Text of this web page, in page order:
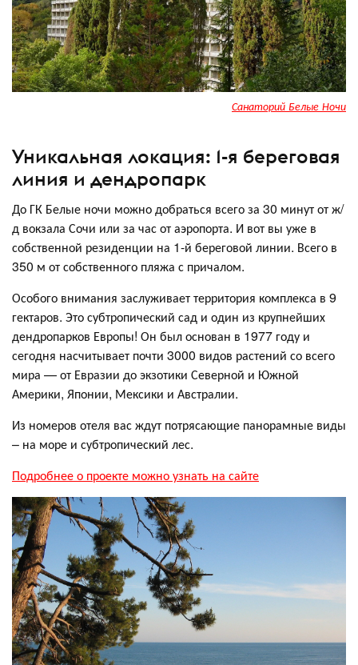
Санаторий Белые Ночи
Уникальная локация: 1-я береговая
линия и дендропарк
До ГК Белые ночи можно добраться всего за 30 минут от ж/
д вокзала Сочи или за час от аэропорта. И вот вы уже в
собственной резиденции на 1-й береговой линии. Всего в
350 м от собственного пляжа с причалом.
Особого внимания заслуживает территория комплекса в 9
гектаров. Это субтропический сад и один из крупнейших
дендропарков Европы! Он был основан в 1977 году и
сегодня насчитывает почти 3000 видов растений со всего
мира — от Евразии до экзотики Северной и Южной
Америки, Японии, Мексики и Австралии.
Из номеров отеля вас ждут потрясающие панорамные виды
– на море и субтропический лес.
Подробнее о проекте можно узнать на сайте